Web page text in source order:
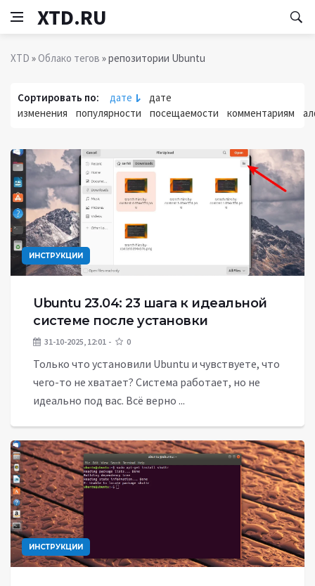
XTD.RU
XTD »Облако тегов » репозитории Ubuntu
Сортировать по: дате
дате
изменения
популярности посещаемости комментариям
ИНСТРУКЦИИ
Ubuntu 23.04: 23 шага к идеальной
системе после установки
31-10-2025, 12:01 0
Только что установили Ubuntu и чувствуете, что
чего-то не хватает? Система работает, но не
идеально под вас. Всё верно ...
ИНСТРУКЦИИ